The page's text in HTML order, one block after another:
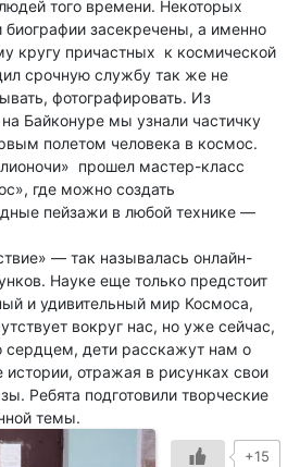
того времени. Некоторых
засекречены, а именно
кругу причастных к космической
срочную службу так же не
фотографировать. Из
Байконуре мы узнали частичку
полетом человека в космос.
прошел мастер-класс
где можно создать
пейзажи в любой технике —
— так называлась онлайн-
Науке еще только предстоит
и удивительный мир Космоса,
вокруг нас, но уже сейчас,
сердцем, дети расскажут нам о
истории, отражая в рисунках свои
Ребята подготовили творческие
темы.
+15